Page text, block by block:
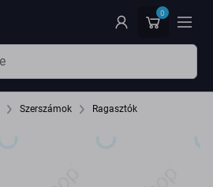
0
Szerszámok Ragasztók